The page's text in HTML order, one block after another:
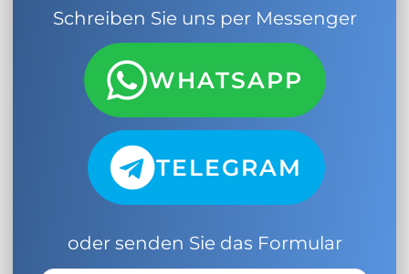
Schreiben Sie uns per Messenger
WHATSAPP
TELEGRAM
oder senden Sie das Formular